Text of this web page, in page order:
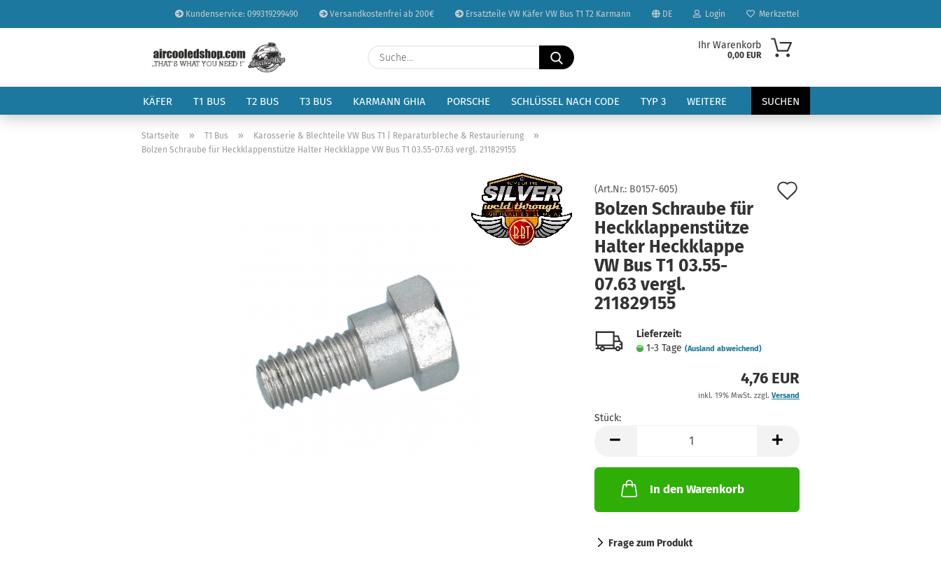
Kundenservice: 099319299490 Versandkostenfrei ab 200€ Ersatzteile VW Käfer VW Bus T1 T2 Karmann DE
Sprache auswählen
Lieferland
Login
Konto erstellen
Passwort vergessen?
Merkzettel
Suche...
Ihr Warenkorb
0,00 EUR
KÄFER T1 BUS T2 BUS T3 BUS KARMANN GHIA PORSCHE SCHLÜSSEL NACH CODE TYP 3 SUCHEN
WEITERE
Startseite » T1 Bus » Karosserie & Blechteile VW Bus T1 | Reparaturbleche & Restaurierung »
Bolzen Schraube für Heckklappenstütze Halter Heckklappe VW Bus T1 03.55-07.63 vergl. 211829155
(Art.Nr.: B0157-605)
Bolzen Schraube für
Heckklappenstütze
Halter Heckklappe
VW Bus T1 03.55-
07.63 vergl.
211829155
Lieferzeit:
1-3 Tage (Ausland abweichend)
4,76 EUR
inkl. 19% MwSt. zzgl. Versand
Stück:
Stück
In den Warenkorb
Frage zum Produkt